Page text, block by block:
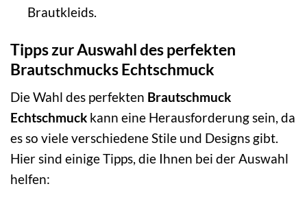
Brautkleids.
Tipps zur Auswahl des perfekten
Brautschmucks Echtschmuck
Die Wahl des perfekten Brautschmuck
Echtschmuck kann eine Herausforderung sein, da
es so viele verschiedene Stile und Designs gibt.
Hier sind einige Tipps, die Ihnen bei der Auswahl
helfen: